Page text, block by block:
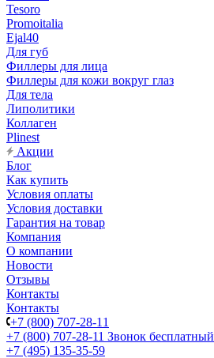
Tesoro
Promoitalia
Ejal40
Для губ
Филлеры для лица
Филлеры для кожи вокруг глаз
Для тела
Липолитики
Коллаген
Plinest
Акции
Блог
Как купить
Условия оплаты
Условия доставки
Гарантия на товар
Компания
О компании
Новости
Отзывы
Контакты
Контакты
+7 (800) 707-28-11
+7 (800) 707-28-11 Звонок бесплатный
+7 (495) 135-35-59